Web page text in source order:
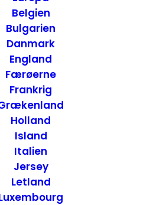
Belgien
Bulgarien
Danmark
England
Færøerne
Frankrig
Holland
Island
Italien
Jersey
Letland